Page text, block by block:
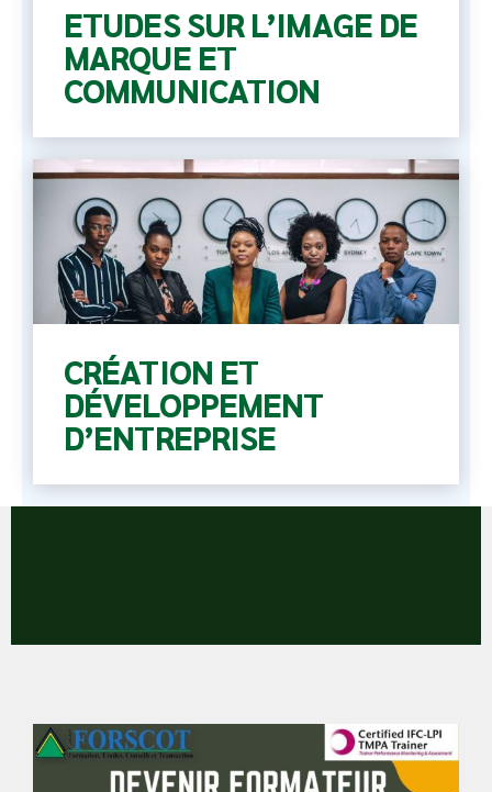
ETUDES SUR L’IMAGE DE
MARQUE ET
COMMUNICATION
CRÉATION ET
DÉVELOPPEMENT
D’ENTREPRISE